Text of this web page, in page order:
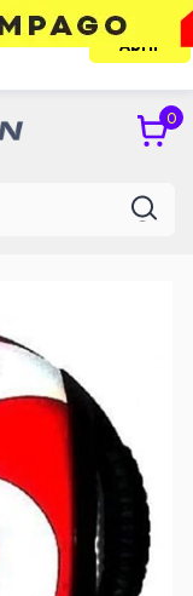
Abrir
NO PIX
0